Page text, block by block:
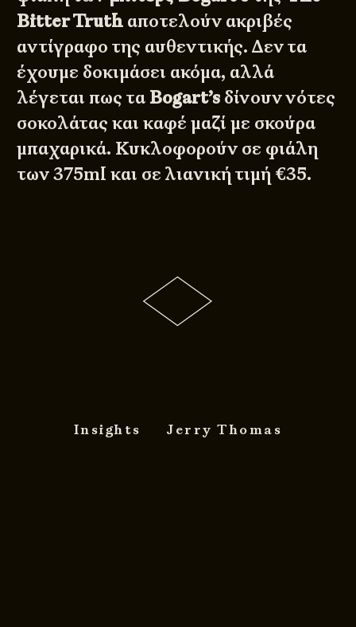
Bitter Truth αποτελούν ακριβές
αντίγραφο της αυθεντικής. Δεν τα
έχουμε δοκιμάσει ακόμα, αλλά
λέγεται πως τα Bogart’s δίνουν νότες
σοκολάτας και καφέ μαζί με σκούρα
μπαχαρικά. Κυκλοφορούν σε φιάλη
των 375ml και σε λιανική τιμή €35.
Insights Jerry Thomas